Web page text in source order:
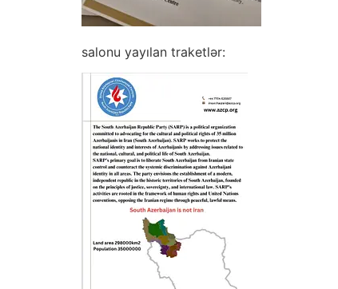
salonu yayılan traketlər: